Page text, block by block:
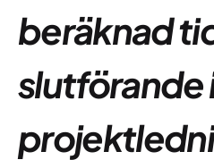
beräknad
slutförande